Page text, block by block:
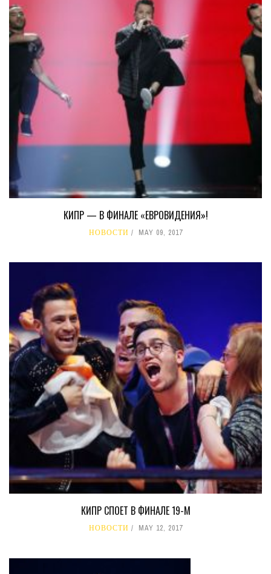
КИПР — В ФИНАЛЕ «ЕВРОВИДЕНИЯ»!
НОВОСТИ MAY 09, 2017
КИПР СПОЕТ В ФИНАЛЕ 19-М
НОВОСТИ MAY 12, 2017